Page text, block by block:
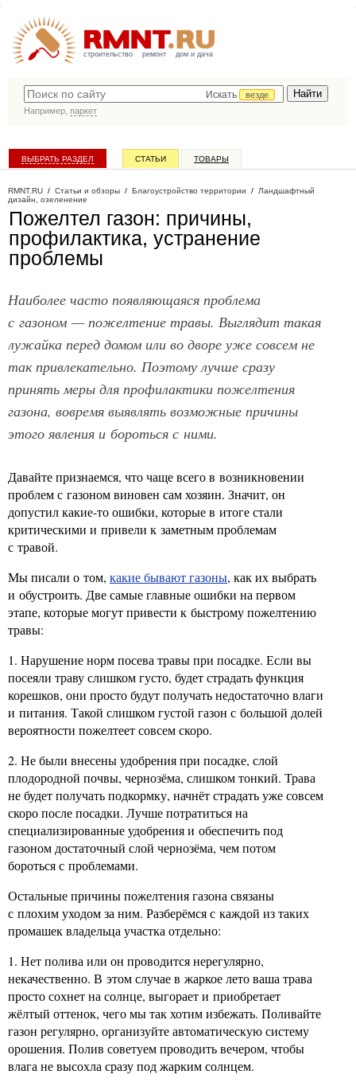
строительство ремонт дом и дача
Искать
везде
Например, паркет
ВЫБРАТЬ РАЗДЕЛ СТАТЬИ ТОВАРЫ
RMNT.RU / Статьи и обзоры / Благоустройство территории / Ландшафтный
дизайн, озеленение
Пожелтел газон: причины,
профилактика, устранение
проблемы
Наиболее часто появляющаяся проблема
с газоном — пожелтение травы. Выглядит такая
лужайка перед домом или во дворе уже совсем не
так привлекательно. Поэтому лучше сразу
принять меры для профилактики пожелтения
газона, вовремя выявлять возможные причины
этого явления и бороться с ними.
Давайте признаемся, что чаще всего в возникновении
проблем с газоном виновен сам хозяин. Значит, он
допустил какие-то ошибки, которые в итоге стали
критическими и привели к заметным проблемам
с травой.
Мы писали о том, какие бывают газоны, как их выбрать
и обустроить. Две самые главные ошибки на первом
этапе, которые могут привести к быстрому пожелтению
травы:
1. Нарушение норм посева травы при посадке. Если вы
посеяли траву слишком густо, будет страдать функция
корешков, они просто будут получать недостаточно влаги
и питания. Такой слишком густой газон с большой долей
вероятности пожелтеет совсем скоро.
2. Не были внесены удобрения при посадке, слой
плодородной почвы, чернозёма, слишком тонкий. Трава
не будет получать подкормку, начнёт страдать уже совсем
скоро после посадки. Лучше потратиться на
специализированные удобрения и обеспечить под
газоном достаточный слой чернозёма, чем потом
бороться с проблемами.
Остальные причины пожелтения газона связаны
с плохим уходом за ним. Разберёмся с каждой из таких
промашек владельца участка отдельно:
1. Нет полива или он проводится нерегулярно,
некачественно. В этом случае в жаркое лето ваша трава
просто сохнет на солнце, выгорает и приобретает
жёлтый оттенок, чего мы так хотим избежать. Поливайте
газон регулярно, организуйте автоматическую систему
орошения. Полив советуем проводить вечером, чтобы
влага не высохла сразу под жарким солнцем.